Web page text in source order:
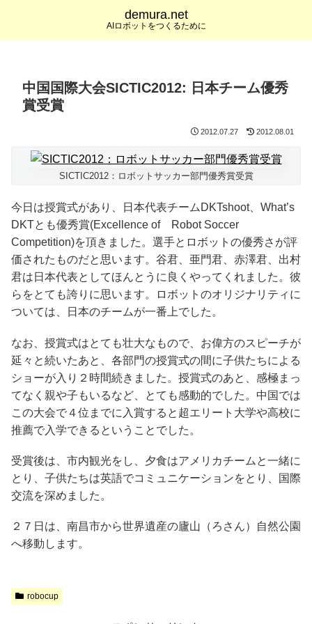
demura.net
AIロボットをつくるために
中国国際大会SICTIC2012: 日本チーム優秀
賞受賞
2012.07.27 2012.08.01
SICTIC2012：ロボットサッカー部門優秀賞受賞
今日は授賞式があり、日本代表チームDKTshoot、What’s
DKTとも優秀賞(Excellence of Robot Soccer
Competition)を頂きました。選手とロボットの優秀さが評
価されたものだと思います。谷君、亜門君、赤澤君、出村
君は日本代表としてほんとうに良くやってくれました。彼
らをとても誇りに思います。ロボットのオリジナリティに
ついては、日本のチームが一番上でした。
なお、授賞式はとても壮大なもので、お偉方のスピーチが
延々と続いたあと、各部門の授賞式の間に子供たちによる
ショーが入り２時間続きました。授賞式のあと、感極まっ
てなく親や子もいるなど、とても感動的でした。中国では
この大会で４位までに入賞すると超エリート大学や高校に
推薦で入学できるということでした。
受賞後は、市内観光をし、夕食はアメリカチームと一緒に
とり、子供たちは英語でコミュニケーションをとり、国際
交流を深めました。
２７日は、南昌市から世界遺産の廬山（ろさん）自然公園
へ移動します。
robocup